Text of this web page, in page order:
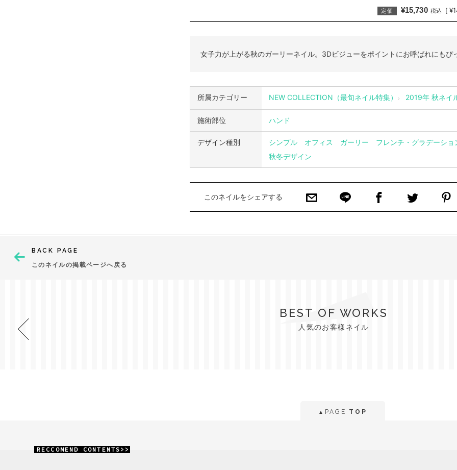
定価 ¥15,730 税込 [
女子力が上がる秋のガーリーネイル。3Dビジューをポイントにお呼ばれにもぴ
所属カテゴリー NEW COLLECTION（最旬ネイル特集） 2019年 秋ネイ
施術部位 ハンド
デザイン種別 シンプル オフィス ガーリー
フレンチ・グラデーショ
秋冬デザイン
このネイルをシェアする
BACK PAGE
このネイルの掲載ページへ戻る
BEST OF WORKS
人気のお客様ネイル
▲ PAGE TOP
RECCOMEND CONTENTS>>